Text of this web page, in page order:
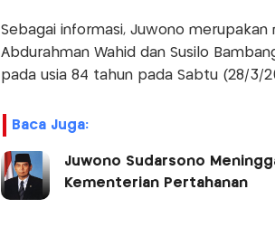
Sebagai informasi, Juwono
Abdurahman Wahid dan Susilo
pada usia 84 tahun pada Sabtu (28/3/
Baca Juga:
Juwono Sudarsono
Kementerian Pertahanan